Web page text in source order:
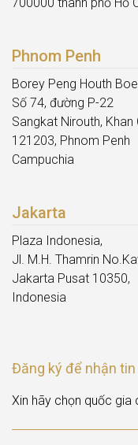
Phnom Penh
Borey Peng Houth
Số 74, đường P-22
Sangkat Nirouth,
121203, Phnom Penh
Campuchia
Jakarta
Plaza Indonesia,
Jl. M.H. Thamrin
Jakarta Pusat 10350,
Indonesia
Đăng ký để nhận